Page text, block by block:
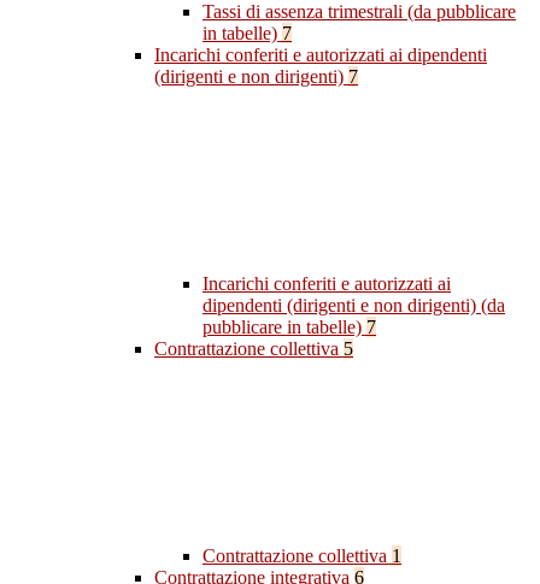
Tassi di assenza trimestrali (da pubblicare
in tabelle) 7
Incarichi conferiti e autorizzati ai dipendenti
(dirigenti e non dirigenti) 7
Incarichi conferiti e autorizzati ai
dipendenti (dirigenti e non dirigenti) (da
pubblicare in tabelle) 7
Contrattazione collettiva 5
Contrattazione collettiva 1
Contrattazione integrativa 6